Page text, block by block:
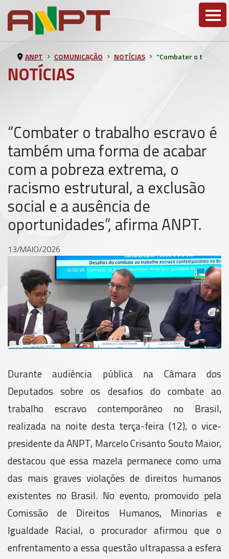
NOTÍCIAS
ANPT COMUNICAÇÃO NOTÍCIAS “Combater o trabalho escravo é também uma forma de acabar com a pobreza extrema, o racismo estrutural, a exclusão social e a ausência de oportunidades”, afirma ANPT.
“Combater o trabalho escravo é
também uma forma de acabar
com a pobreza extrema, o
racismo estrutural, a exclusão
social e a ausência de
oportunidades”, afirma ANPT.
13/MAIO/2026
Durante audiência pública na Câmara dos
Deputados sobre os desafios do combate ao
trabalho escravo contemporâneo no Brasil,
realizada na noite desta terça-feira (12), o vice-
presidente da ANPT, Marcelo Crisanto Souto Maior,
destacou que essa mazela permanece como uma
das mais graves violações de direitos humanos
existentes no Brasil. No evento, promovido pela
Comissão de Direitos Humanos, Minorias e
Igualdade Racial, o procurador afirmou que o
enfrentamento a essa questão ultrapassa a esfera